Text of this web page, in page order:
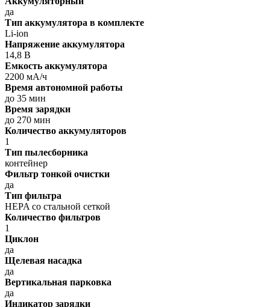
да
Тип аккумулятора в комплекте
Li-ion
Напряжение аккумулятора
14,8 В
Емкость аккумулятора
2200 мА/ч
Время автономной работы
до 35 мин
Время зарядки
до 270 мин
Количество аккумуляторов
1
Тип пылесборника
контейнер
Фильтр тонкой очистки
да
Тип фильтра
HEPA со стальной сеткой
Количество фильтров
1
Циклон
да
Щелевая насадка
да
Вертикальная парковка
да
Индикатор зарядки